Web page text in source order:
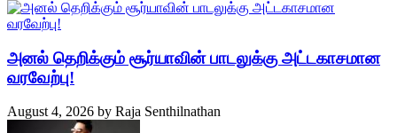
அனல் தெறிக்கும் சூர்யாவின் பாடலுக்கு அட்டகாசமான
வரவேற்பு!
August 4, 2026 by Raja Senthilnathan